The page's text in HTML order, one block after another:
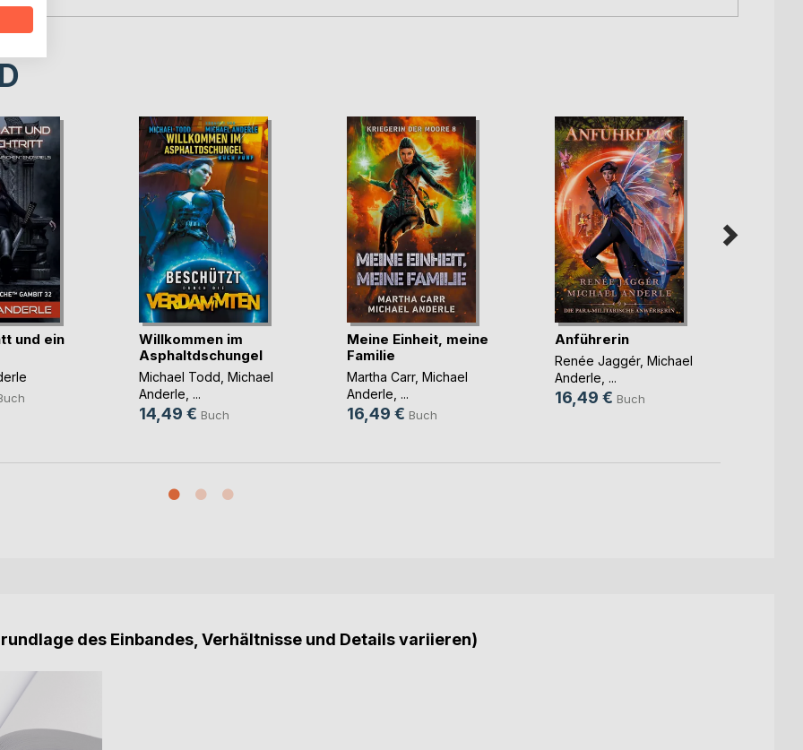
und ein
Willkommen im
Asphaltdschungel
Michael Todd, Michael
Anderle, ...
14,49 € Buch
Meine Einheit, meine
Familie
Martha Carr, Michael
Anderle, ...
16,49 € Buch
Anführerin
Renée Jaggér, Michael
Anderle, ...
16,49 € Buch
des Einbandes, Verhältnisse und Details variieren)